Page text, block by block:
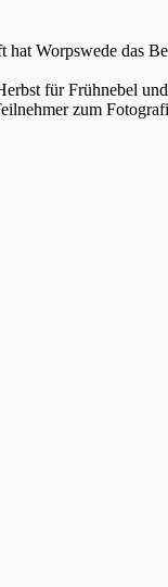
Worpswede das
für Frühnebel
zum